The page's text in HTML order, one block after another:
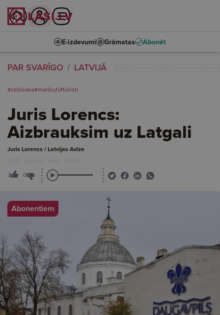
E-izdevumi Grāmatas Abonēt
PAR SVARĪGO LATVIJĀ
#ceļošana#maršruti#tūristi
Juris Lorencs:
Aizbrauksim uz Latgali
Juris Lorencs / Latvijas Avīze
2026. gada 30. maijs, 00:00
2 0
Abonentiem